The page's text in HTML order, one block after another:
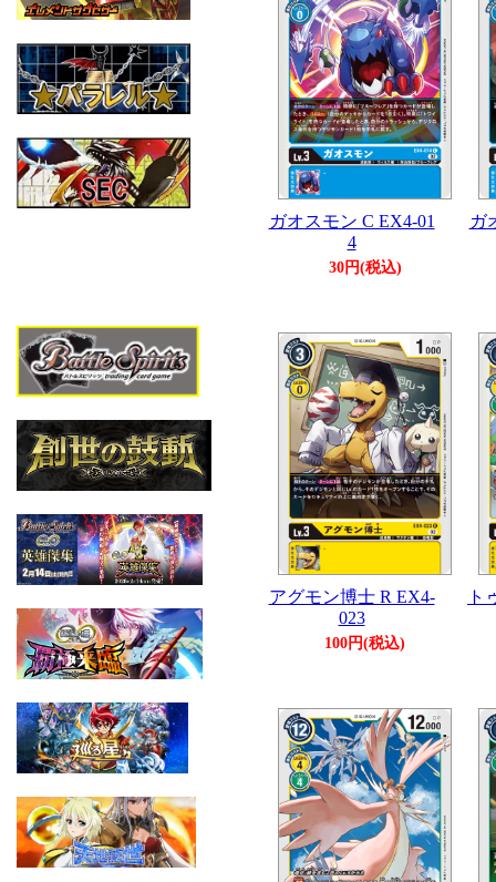
ガオスモン C EX4-01
4
30円(税込)
ガ
アグモン博士 R EX4-
023
100円(税込)
ト